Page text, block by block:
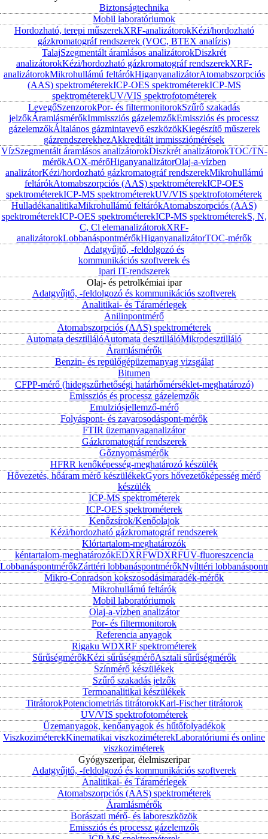
Biztonságtechnika
Mobil laboratóriumok
Hordozható, terepi műszerekXRF-analizátorokKézi/hordozható
gázkromatográf rendszerek (VOC, BTEX analízis)
TalajSzegmentált áramlásos analizátorokDiszkrét
analizátorokKézi/hordozható gázkromatográf rendszerekXRF-
analizátorokMikrohullámú feltárókHiganyanalizátorAtomabszorpciós
(AAS) spektrométerekICP-OES spektrométerekICP-MS
spektrométerekUV/VIS spektrofotométerek
LevegőSzenzorokPor- és filtermonitorokSzűrő szakadás
jelzőkÁramlásmérőkImmissziós gázelemzőkEmissziós és processz
gázelemzőkÁltalános gázmintavevő eszközökKiegészítő műszerek
gázrendszerekhezAkkreditált immissziómérések
VízSzegmentált áramlásos analizátorokDiszkrét analizátorokTOC/TN-
mérőkAOX-mérőHiganyanalizátorOlaj-a-vízben
analizátorKézi/hordozható gázkromatográf rendszerekMikrohullámú
feltárókAtomabszorpciós (AAS) spektrométerekICP-OES
spektrométerekICP-MS spektrométerekUV/VIS spektrofotométerek
HulladékanalitikaMikrohullámú feltárókAtomabszorpciós (AAS)
spektrométerekICP-OES spektrométerekICP-MS spektrométerekS, N,
C, Cl elemanalizátorokXRF-
analizátorokLobbanáspontmérőkHiganyanalizátorTOC-mérők
Adatgyűjtő, -feldolgozó és
kommunikációs szoftverek és
ipari IT-rendszerek
Olaj- és petrolkémiai ipar
Adatgyűjtő, -feldolgozó és kommunikációs szoftverek
Analitikai- és Táramérlegek
Anilinpontmérő
Atomabszorpciós (AAS) spektrométerek
Automata desztillálóAutomata desztillálóMikrodesztilláló
Áramlásmérők
Benzin- és repülőgépüzemanyag vizsgálat
Bitumen
CFPP-mérő (hidegszűrhetőségi határhőmérséklet-meghatározó)
Emissziós és processz gázelemzők
Emulziósjellemző-mérő
Folyáspont- és zavarosodáspont-mérők
FTIR üzemanyaganalizátor
Gázkromatográf rendszerek
Gőznyomásmérők
HFRR kenőképesség-meghatározó készülék
Hővezetés, hőáram mérő készülékekGyors hővezetőképesség mérő
készülék
ICP-MS spektrométerek
ICP-OES spektrométerek
Kenőzsírok/Kenőolajok
Kézi/hordozható gázkromatográf rendszerek
Klórtartalom-meghatározók
kéntartalom-meghatározókEDXRFWDXRFUV-fluoreszcencia
LobbanáspontmérőkZárttéri lobbanáspontmérőkNyílttéri
Mikro-Conradson kokszosodásimaradék-mérők
Mikrohullámú feltárók
Mobil laboratóriumok
Olaj-a-vízben analizátor
Por- és filtermonitorok
Referencia anyagok
Rigaku WDXRF spektrométerek
SűrűségmérőkKézi sűrűségmérőAsztali sűrűségmérők
Színmérő készülékek
Szűrő szakadás jelzők
Termoanalitikai készülékek
TitrátorokPotenciometriás titrátorokKarl-Fischer titrátorok
UV/VIS spektrofotométerek
Üzemanyagok, kenőanyagok és hűtőfolyadékok
ViszkoziméterekKinematikai viszkoziméterekLaboratóriumi és online
viszkoziméterek
Gyógyszeripar, élelmiszeripar
Adatgyűjtő, -feldolgozó és kommunikációs szoftverek
Analitikai- és Táramérlegek
Atomabszorpciós (AAS) spektrométerek
Áramlásmérők
Borászati mérő- és laboreszközök
Emissziós és processz gázelemzők